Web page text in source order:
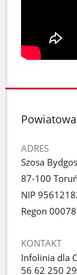
stopka
ADRES
Szosa
87-100 Toruń
NIP
Regon
KONTAKT
Infolinia dla
56 62 250 29